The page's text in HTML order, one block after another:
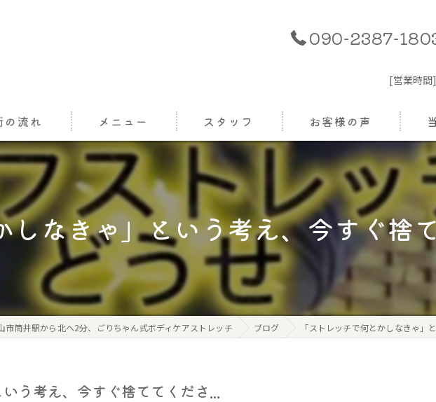
090-2387-
[営業時
の流れ メニュー スタッフ お客様の声
鍼灸
も
骨
ヘッ
しなきゃ」という考え、今すぐ捨
市筒井駅から北へ2分、ごりちゃん式ボディケアストレッチ ブログ 「ストレッチで何とかしなきゃ」
う考え、今すぐ捨ててくださ...